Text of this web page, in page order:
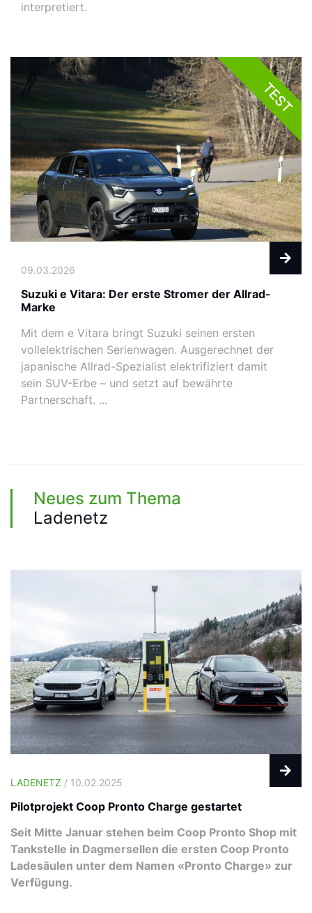
interpretiert.
TEST
09.03.2026
Suzuki e Vitara: Der erste Stromer der Allrad-
Marke
Mit dem e Vitara bringt Suzuki seinen ersten
vollelektrischen Serienwagen. Ausgerechnet der
japanische Allrad-Spezialist elektrifiziert damit
sein SUV-Erbe – und setzt auf bewährte
Partnerschaft. ...
Neues zum Thema
Ladenetz
LADENETZ / 10.02.2025
Pilotprojekt Coop Pronto Charge gestartet
Seit Mitte Januar stehen beim Coop Pronto Shop mit
Tankstelle in Dagmersellen die ersten Coop Pronto
Ladesäulen unter dem Namen «Pronto Charge» zur
Verfügung.